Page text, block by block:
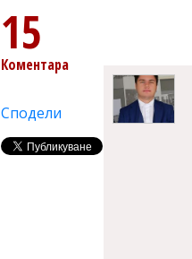
15
Коментара
Сподели